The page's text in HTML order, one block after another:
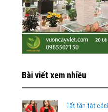
Bài viết xem nhiều
Tất tần tật